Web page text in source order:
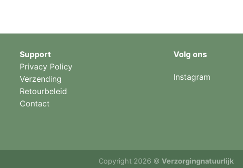
Support
Privacy Policy
Verzending
Retourbeleid
Contact
Volg ons
Instagram
Copyright 2026 © Verzorgingnatuurlijk